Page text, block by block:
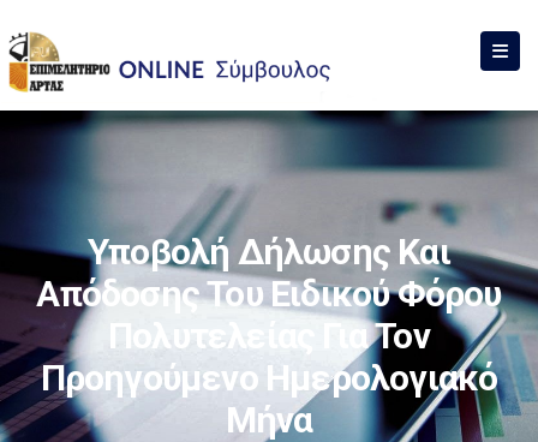
Υποβολή Δήλωσης Και
Απόδοσης Του Ειδικού Φόρου
Πολυτελείας Για Τον
Προηγούμενο Ημερολογιακό
Μήνα